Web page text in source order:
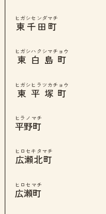
東千田町
ヒガシセンダマチ
東白島町
ヒガシハクシマチョウ
東平塚町
ヒガシヒラツカチョウ
平野町
ヒラノマチ
広瀬北町
ヒロセキタマチ
広瀬町
ヒロセマチ